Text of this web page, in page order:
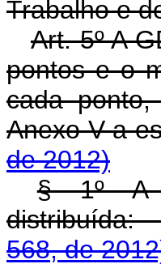
Trabalho e
Art. 5º A
pontos e o
cada
Anexo V a
de 2012)
§ 1º A
568, de